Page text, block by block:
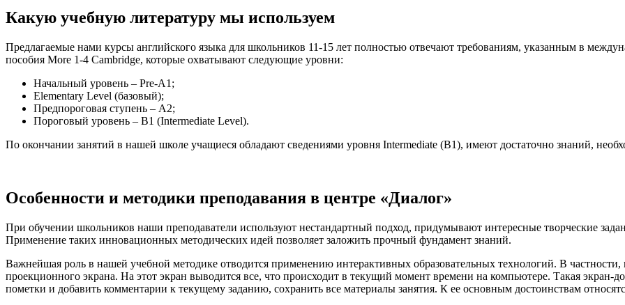
Какую учебную литературу мы используем
Предлагаемые нами курсы английского языка для школьников 11-15 лет полностью отвечают требованиям, указанным в
пособия More 1-4 Cambridge, которые охватывают следующие уровни:
Начальный уровень – Pre-A1;
Elementary Level (базовый);
Предпороговая ступень – А2;
Пороговый уровень – В1 (Intermediate Level).
По окончании занятий в нашей школе учащиеся обладают сведениями уровня Intermediate (B1), имеют достаточно знаний,
Особенности и методики преподавания в центре «Диалог»
При обучении школьников наши преподаватели используют нестандартный подход, придумывают интересные творческие
Применение таких инновационных методических идей позволяет заложить прочный фундамент знаний.
Важнейшая роль в нашей учебной методике отводится применению интерактивных образовательных технологий. В частности,
проекционного экрана. На этот экран выводится все, что происходит в текущий момент времени на компьютере. Такая экран-
пометки и добавить комментарии к текущему заданию, сохранить все материалы занятия. К ее основным достоинствам